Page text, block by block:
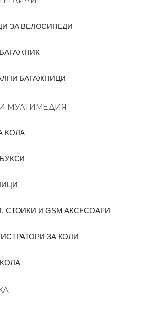
ЗА ВЕЛОСИПЕДИ
БАГАЖНИЦИ
МУЛТИМЕДИЯ
КОЛА
СТОЙКИ И GSM АКСЕСОАРИ
ЗА КОЛИ